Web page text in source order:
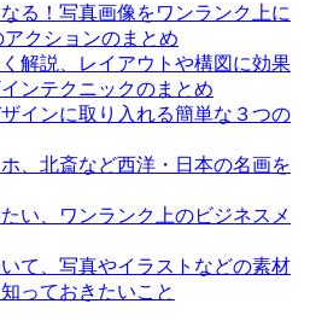
る！写真画像をワンランク上に
アクションのまとめ
解説、レイアウトや構図に効果
ンテクニックのまとめ
インに取り入れる簡単な３つの
、北斎など西洋・日本の名画を
い、ワンランク上のビジネスメ
て、写真やイラストなどの素材
っておきたいこと